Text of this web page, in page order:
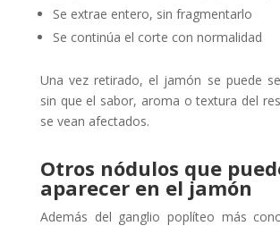
Se extrae entero, sin fragmentarlo
Se continúa el corte con normalidad
Una vez retirado, el jamón se puede
sin que el sabor, aroma o textura del
se vean afectados.
Otros nódulos que
aparecer en el jamón
Además del ganglio poplíteo más